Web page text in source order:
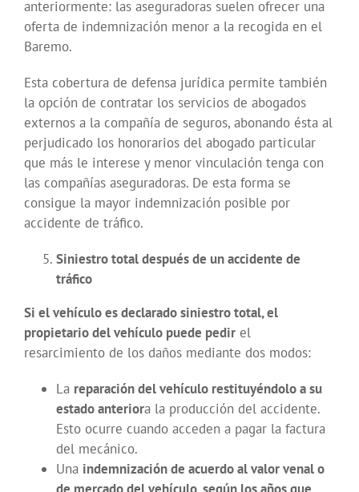
anteriormente: las aseguradoras suelen ofrecer una
oferta de indemnización menor a la recogida en el
Baremo.
Esta cobertura de defensa jurídica permite también
la opción de contratar los servicios de abogados
externos a la compañía de seguros, abonando ésta al
perjudicado los honorarios del abogado particular
que más le interese y menor vinculación tenga con
las compañías aseguradoras. De esta forma se
consigue la mayor indemnización posible por
accidente de tráfico.
Siniestro total después de un accidente de
tráfico
Si el vehículo es declarado siniestro total, el
propietario del vehículo puede pedir el
resarcimiento de los daños mediante dos modos:
La reparación del vehículo restituyéndolo a su
estado anteriora la producción del accidente.
Esto ocurre cuando acceden a pagar la factura
del mecánico.
Una indemnización de acuerdo al valor venal o